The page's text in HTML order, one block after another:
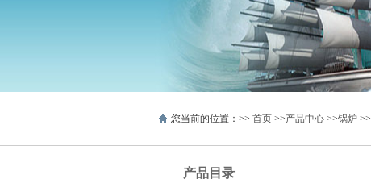
您当前的位置：>> 首页 >>产品中心 >>锅炉 >>
产品目录